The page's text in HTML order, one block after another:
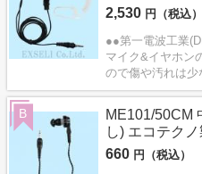
2,530 円（税込）
●●第一電波工業
マイク&イヤホン
ので傷や汚れは少
ME101/50CM
し) エコテク
660 円（税込）
B